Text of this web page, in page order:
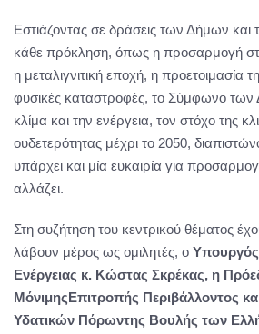
Εστιάζοντας σε δράσεις των Δήμων και
κάθε πρόκληση, όπως η προσαρμογή
η μεταλιγνιτική εποχή, η προετοιμασία
φυσικές καταστροφές, το Σύμφωνο των
κλίμα και την ενέργεια, τον στόχο της
ουδετερότητας μέχρι το 2050,
υπάρχει και μία ευκαιρία για
αλλάζει.
Στη συζήτηση του κεντρικού θέματος
λάβουν μέρος ως ομιλητές, ο Υπουργός
Ενέργειας κ. Κώστας Σκρέκας, η
ΜόνιμηςΕπιτροπής Περιβάλλοντος
Υδατικών Πόρωντης Βουλής των